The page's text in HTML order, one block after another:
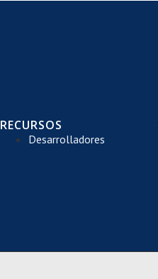
RECURSOS
Desarrolladores